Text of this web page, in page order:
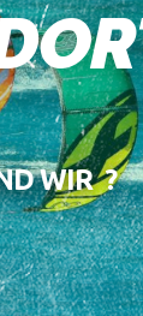
WIR ?